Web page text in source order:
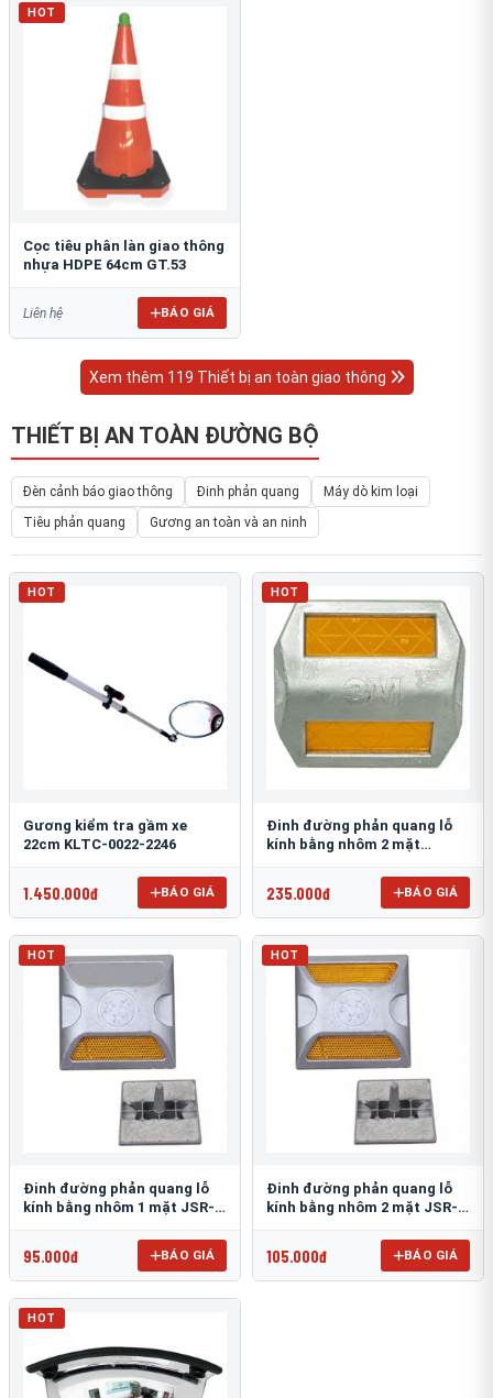
HOT
Cọc tiêu phân làn giao thông
nhựa HDPE 64cm GT.53
Liên hệ BÁO GIÁ
Xem thêm 119 Thiết bị an toàn giao thông
THIẾT BỊ AN TOÀN ĐƯỜNG BỘ
Đèn cảnh báo giao thông Đinh phản quang
Máy dò kim loại
Tiêu phản quang
Gương an toàn và an ninh
HOT
Gương kiểm tra gầm xe
22cm KLTC-0022-2246
1.450.000đ BÁO GIÁ
HOT
Đinh đường phản quang lỗ
kính bằng nhôm 2 mặt
235.000đ BÁO GIÁ
HOT
Đinh đường phản quang lỗ
kính bằng nhôm 1 mặt JSR-
95.000đ BÁO GIÁ
HOT
Đinh đường phản quang lỗ
kính bằng nhôm 2 mặt JSR-
105.000đ BÁO GIÁ
HOT